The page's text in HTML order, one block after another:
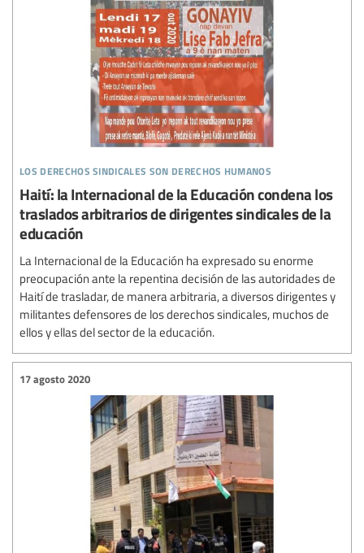
los derechos sindicales son derechos humanos
Haití: la Internacional de la Educación condena los
traslados arbitrarios de dirigentes sindicales de la
educación
La Internacional de la Educación ha expresado su enorme
preocupación ante la repentina decisión de las autoridades de
Haití de trasladar, de manera arbitraria, a diversos dirigentes y
militantes defensores de los derechos sindicales, muchos de
ellos y ellas del sector de la educación.
17 agosto 2020